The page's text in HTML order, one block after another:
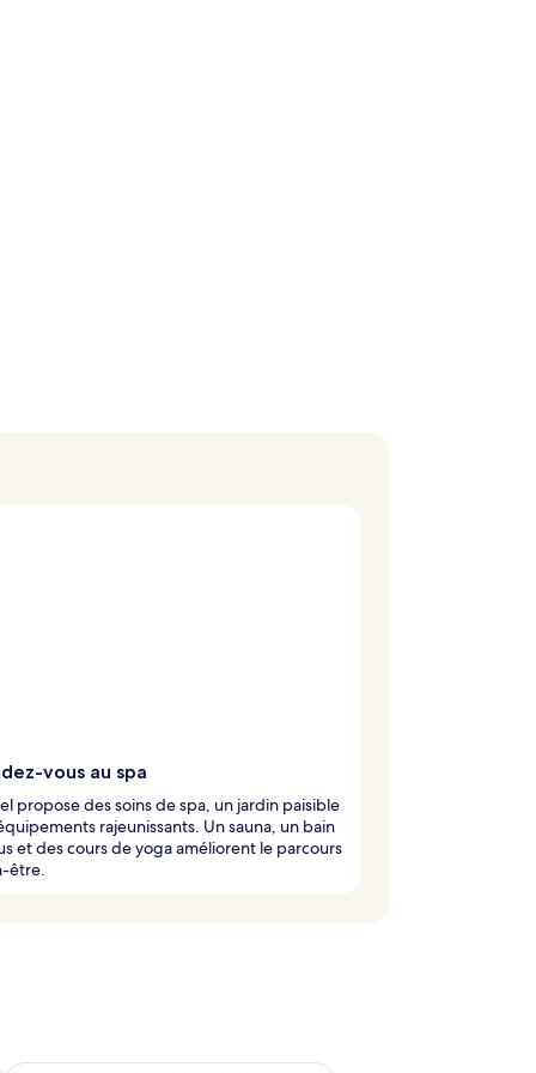
vous au spa
propose des soins de spa, un jardin paisible
rajeunissants. Un sauna, un bain
et des cours de yoga améliorent le parcours
être.